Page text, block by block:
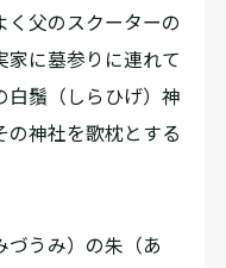
父のスクーターの
家に墓参りに連れて
白鬚（しらひげ）神
の神社を歌枕とする
づうみ）の朱（あ